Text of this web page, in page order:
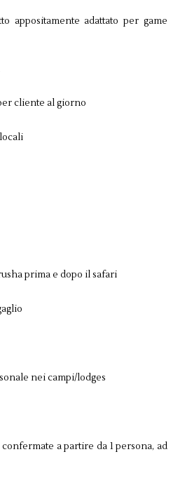
appositamente adattato per game
cliente al giorno
prima e dopo il safari
nei campi/lodges
a partire da 1 persona, ad